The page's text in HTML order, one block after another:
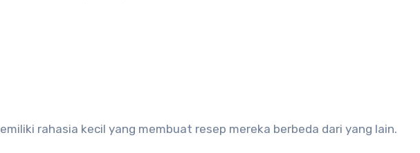
rahasia kecil yang membuat resep mereka berbeda dari yang lain.